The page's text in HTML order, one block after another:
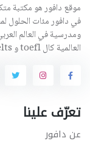
موقع دافور هو مكتبة
في دافور مئات الحلول
ومدرسية في العالم
العالمية كال toefl و Ielts و SAT وغيرها الكثير.
تعرّف علينا
عن دافور